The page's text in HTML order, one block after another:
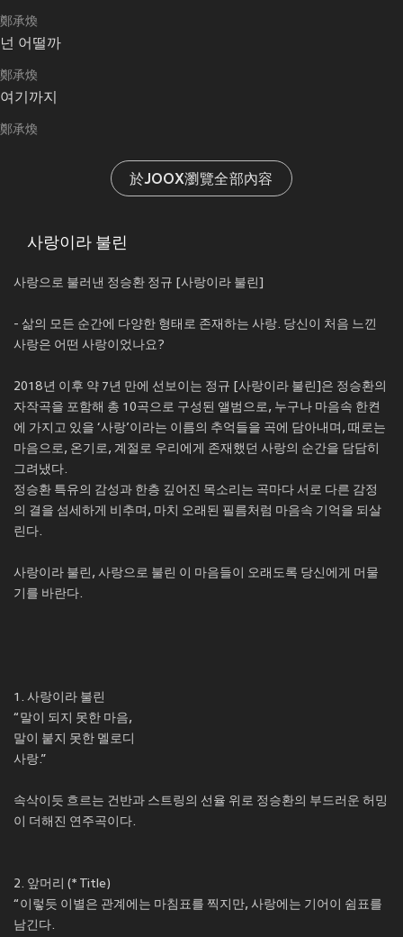
鄭承煥
넌 어떨까
鄭承煥
여기까지
鄭承煥
於JOOX瀏覽全部內容
사랑이라 불린
사랑으로 불러낸 정승환 정규 [사랑이라 불린]
- 삶의 모든 순간에 다양한 형태로 존재하는 사랑. 당신이 처음 느낀
사랑은 어떤 사랑이었나요?
2018년 이후 약 7년 만에 선보이는 정규 [사랑이라 불린]은 정승환의
자작곡을 포함해 총 10곡으로 구성된 앨범으로, 누구나 마음속 한켠
에 가지고 있을 ‘사랑’이라는 이름의 추억들을 곡에 담아내며, 때로는
마음으로, 온기로, 계절로 우리에게 존재했던 사랑의 순간을 담담히
그려냈다.
정승환 특유의 감성과 한층 깊어진 목소리는 곡마다 서로 다른 감정
의 결을 섬세하게 비추며, 마치 오래된 필름처럼 마음속 기억을 되살
린다.
사랑이라 불린, 사랑으로 불린 이 마음들이 오래도록 당신에게 머물
기를 바란다.
1. 사랑이라 불린
“말이 되지 못한 마음,
말이 붙지 못한 멜로디
사랑.”
속삭이듯 흐르는 건반과 스트링의 선율 위로 정승환의 부드러운 허밍
이 더해진 연주곡이다.
2. 앞머리 (* Title)
“이렇듯 이별은 관계에는 마침표를 찍지만, 사랑에는 기어이 쉼표를
남긴다.